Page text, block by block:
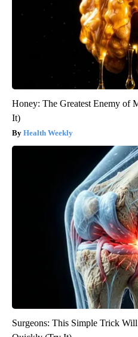
Honey: The Greatest Enemy of
It)
Health Weekly
Surgeons: This Simple Trick